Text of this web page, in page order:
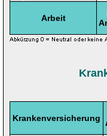
Arbeit
Krankenversicherung